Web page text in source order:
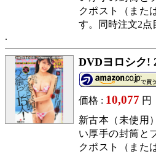
クポスト（また
す。同時注文2点
DVDヨロシク!
価格 : 10,077 円
新古本（未使用
い厚手の封筒と
クポスト（また